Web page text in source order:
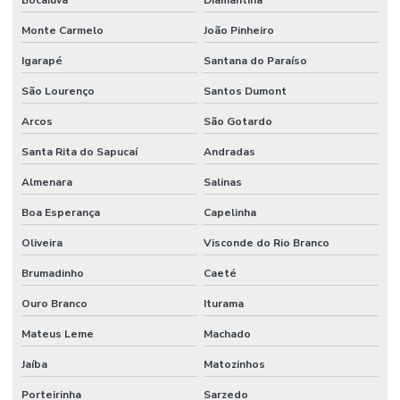
Sistema de supressão de incêndio
Sistema vesda anti incêndio
Terraplenagem industrial
Tubulação de agua industrial
Tubulação para coifa industrial
Tubulação hidraulica industrial
Valor de projeto de combate a incêndio
Valor projeto preventivo de incêndio
Monte Carmelo João Pinheiro
Igarapé Santana do Paraíso
São Lourenço Santos Dumont
Arcos São Gotardo
Santa Rita do Sapucaí Andradas
Almenara Salinas
Boa Esperança Capelinha
Oliveira Visconde do Rio Branco
Brumadinho Caeté
Ouro Branco Iturama
Mateus Leme Machado
Jaíba Matozinhos
Porteirinha Sarzedo